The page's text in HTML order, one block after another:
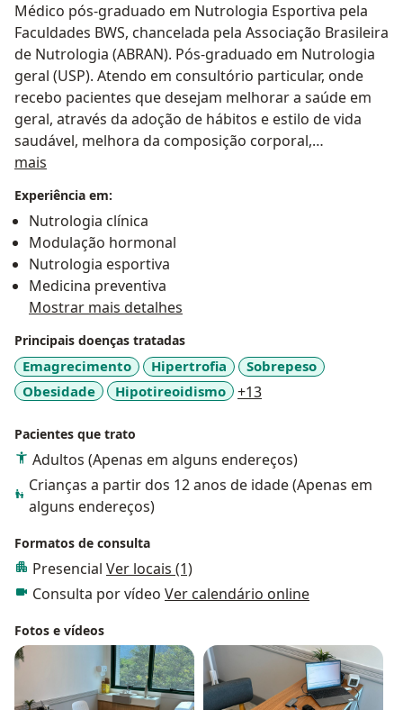
Médico pós-graduado em Nutrologia Esportiva pela
Faculdades BWS, chancelada pela Associação Brasileira
de Nutrologia (ABRAN). Pós-graduado em Nutrologia
geral (USP). Atendo em consultório particular, onde
recebo pacientes que desejam melhorar a saúde em
geral, através da adoção de hábitos e estilo de vida
saudável, melhora da composição corporal,
emagrecimento e ganho de massa muscular. Atuo na
atletas de todos os esportes, sobretudo na prática de
surfe. Tenho cursos na área de reposição hormonal,
obedecendo indicações clínicas e em obesidade e
suplementação alimentar. Experiência em saúde
pública.
mais
Experiência em:
Nutrologia clínica
Modulação hormonal
Nutrologia esportiva
Medicina preventiva
Mostrar mais detalhes
Principais doenças tratadas
Emagrecimento Hipertrofia
Sobrepeso
Obesidade
Hipotireoidismo +13
Pacientes que trato
Adultos (Apenas em alguns endereços)
Crianças a partir dos 12 anos de idade (Apenas em
alguns endereços)
Formatos de consulta
Presencial Ver locais (1)
Consulta por vídeo Ver calendário online
Fotos e vídeos